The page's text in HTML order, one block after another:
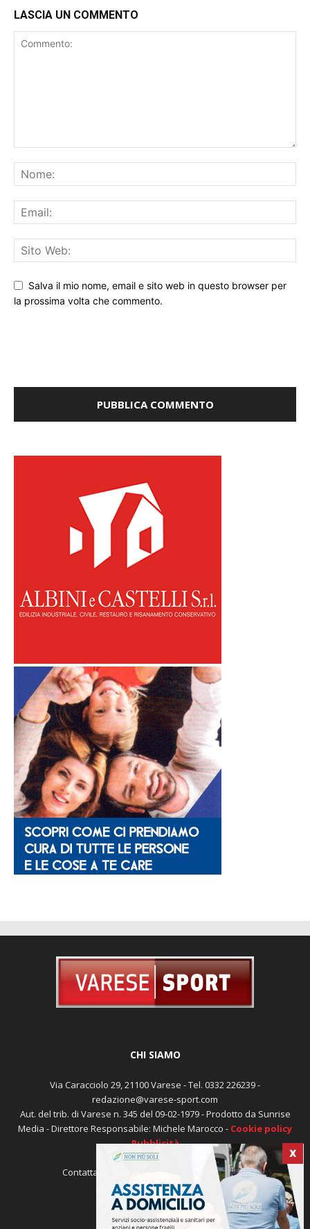
LASCIA UN COMMENTO
Salva il mio nome, email e sito web in questo browser per
la prossima volta che commento.
X
CHI SIAMO
Via Caracciolo 29, 21100 Varese - Tel. 0332 226239 -
redazione@varese-sport.com
Aut. del trib. di Varese n. 345 del 09-02-1979 - Prodotto da Sunrise
Media - Direttore Responsabile: Michele Marocco - Cookie policy
Pubblicità
Contattaci: redazione@varese-sport.com
SEGUICI